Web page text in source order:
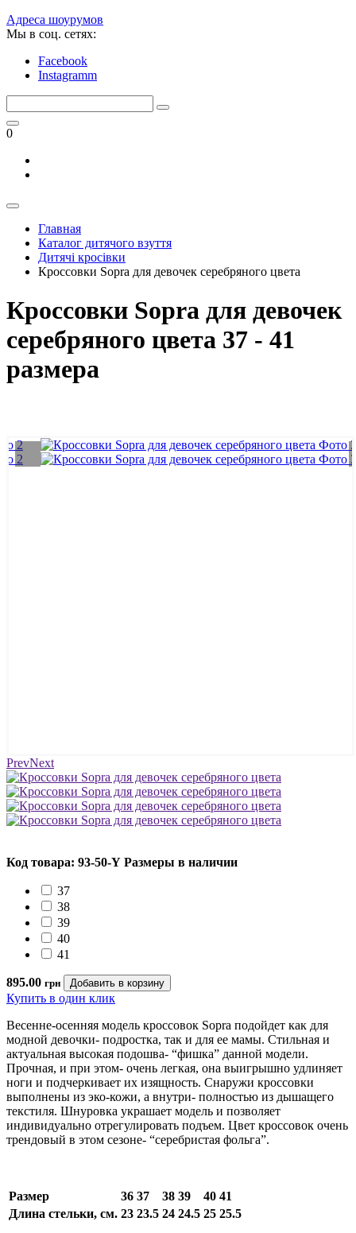
Адреса шоурумов
Мы в соц. сетях:
Facebook
Instagramm
0
Главная
Каталог дитячого взуття
Дитячі кросівки
Кроссовки Sopra для девочек серебряного цвета
Кроссовки Sopra для девочек
серебряного цвета 37 - 41
размера
PrevNext
Код товара: 93-50-Y Размеры в наличии
37
38
39
40
41
895.00 грн
Купить в один клик
Весенне-осенняя модель кроссовок Sopra подойдет как для
модной девочки- подростка, так и для ее мамы. Стильная и
актуальная высокая подошва- “фишка” данной модели.
Прочная, и при этом- очень легкая, она выигрышно удлиняет
ноги и подчеркивает их изящность. Снаружи кроссовки
выполнены из эко-кожи, а внутри- полностью из дышащего
текстиля. Шнуровка украшает модель и позволяет
индивидуально отрегулировать подъем. Цвет кроссовок очень
трендовый в этом сезоне- “серебристая фольга”.
Размер 36 37 38 39 40 41
Длина стельки, см. 23 23.5 24 24.5 25 25.5